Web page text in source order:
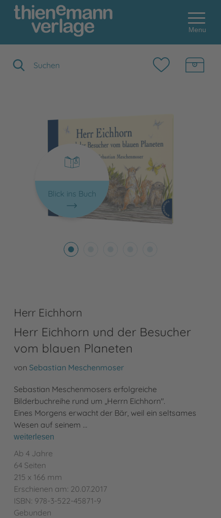
Menu
Blick ins Buch
Herr Eichhorn
Herr Eichhorn und der Besucher
vom blauen Planeten
von Sebastian Meschenmoser
Sebastian Meschenmosers erfolgreiche
Bilderbuchreihe rund um „Herrn Eichhorn".
Eines Morgens erwacht der Bär, weil ein seltsames
Wesen auf seinem …
weiterlesen
Ab 4 Jahre
64 Seiten
215 x 166 mm
Erschienen am: 20.07.2017
ISBN: 978-3-522-45871-9
Gebunden